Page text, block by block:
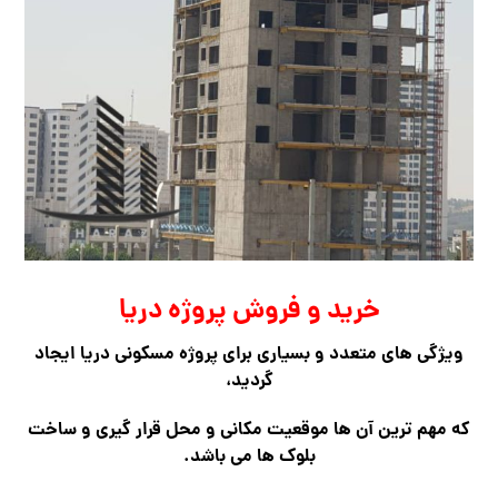
خرید و فروش پروژه دریا
ویژگی های متعدد و بسیاری برای پروژه مسکونی دریا ایجاد
گردید،
که مهم ترین آن ها موقعیت مکانی و محل قرار گیری و ساخت
بلوک ها می باشد.